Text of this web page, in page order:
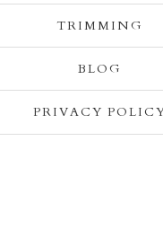
TRIMMING
BLOG
PRIVACY